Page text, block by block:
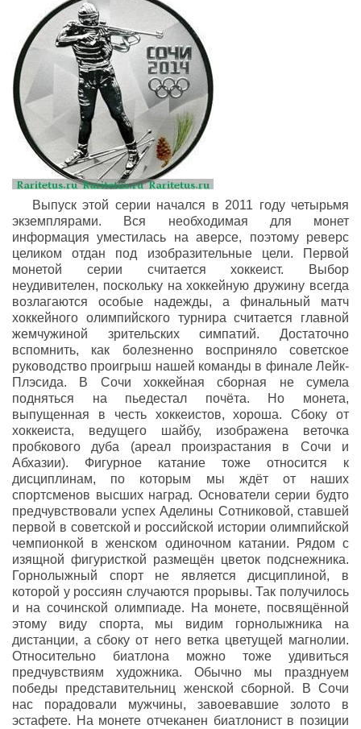
Выпуск этой серии начался в 2011 году четырьмя
экземплярами. Вся необходимая для монет
информация уместилась на аверсе, поэтому реверс
целиком отдан под изобразительные цели. Первой
монетой серии считается хоккеист. Выбор
неудивителен, поскольку на хоккейную дружину всегда
возлагаются особые надежды, а финальный матч
хоккейного олимпийского турнира считается главной
жемчужиной зрительских симпатий. Достаточно
вспомнить, как болезненно восприняло советское
руководство проигрыш нашей команды в финале Лейк-
Плэсида. В Сочи хоккейная сборная не сумела
подняться на пьедестал почёта. Но монета,
выпущенная в честь хоккеистов, хороша. Сбоку от
хоккеиста, ведущего шайбу, изображена веточка
пробкового дуба (ареал произрастания в Сочи и
Абхазии). Фигурное катание тоже относится к
дисциплинам, по которым мы ждёт от наших
спортсменов высших наград. Основатели серии будто
предчувствовали успех Аделины Сотниковой, ставшей
первой в советской и российской истории олимпийской
чемпионкой в женском одиночном катании. Рядом с
изящной фигуристкой размещён цветок подснежника.
Горнолыжный спорт не является дисциплиной, в
которой у россиян случаются прорывы. Так получилось
и на сочинской олимпиаде. На монете, посвящённой
этому виду спорта, мы видим горнолыжника на
дистанции, а сбоку от него ветка цветущей магнолии.
Относительно биатлона можно тоже удивиться
предчувствиям художника. Обычно мы празднуем
победы представительниц женской сборной. В Сочи
нас порадовали мужчины, завоевавшие золото в
эстафете. На монете отчеканен биатлонист в позиции